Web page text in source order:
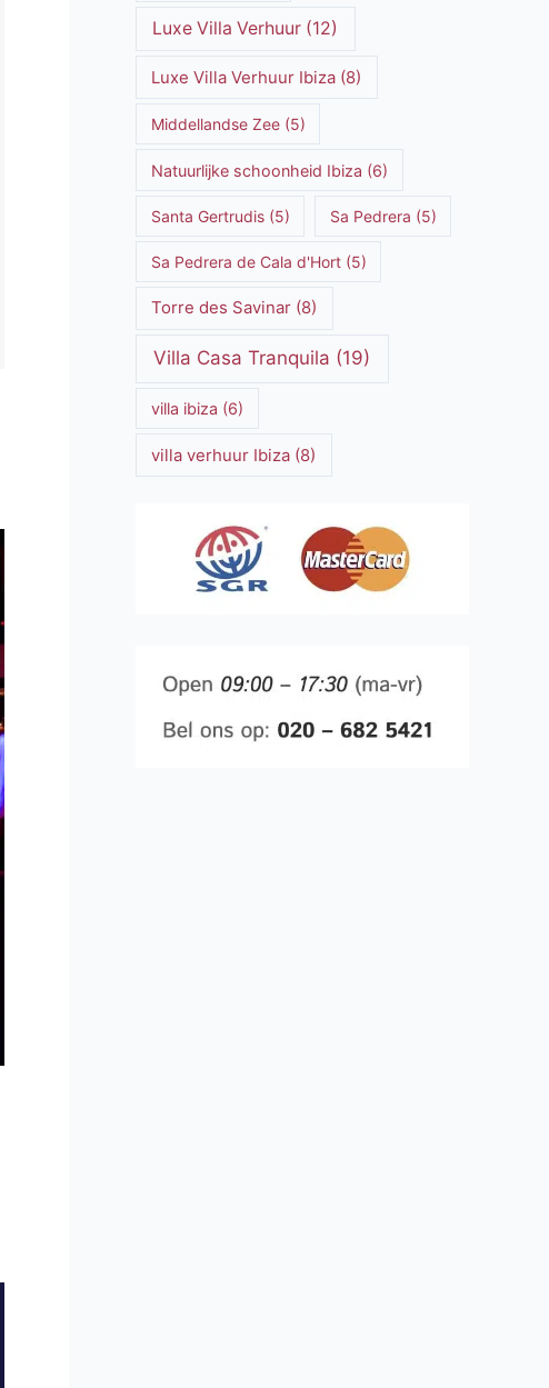
Luxe Villa Verhuur (12)
Luxe Villa Verhuur Ibiza (8)
Middellandse Zee(5)
Natuurlijke schoonheid Ibiza (6)
Santa Gertrudis(5) Sa Pedrera (5)
Sa Pedrera de Cala d'Hort(5)
Torre des Savinar (8)
Villa Casa Tranquila (19)
villa ibiza (6)
villa verhuur Ibiza (8)